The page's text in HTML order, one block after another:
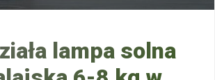
lampa solna